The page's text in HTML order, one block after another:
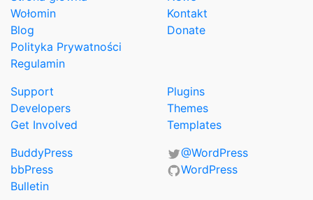
Wołomin
Blog
Polityka Prywatności
Regulamin
Kontakt
Donate
Support
Developers
Get Involved
Plugins
Themes
Templates
BuddyPress
bbPress
Bulletin
@WordPress
WordPress